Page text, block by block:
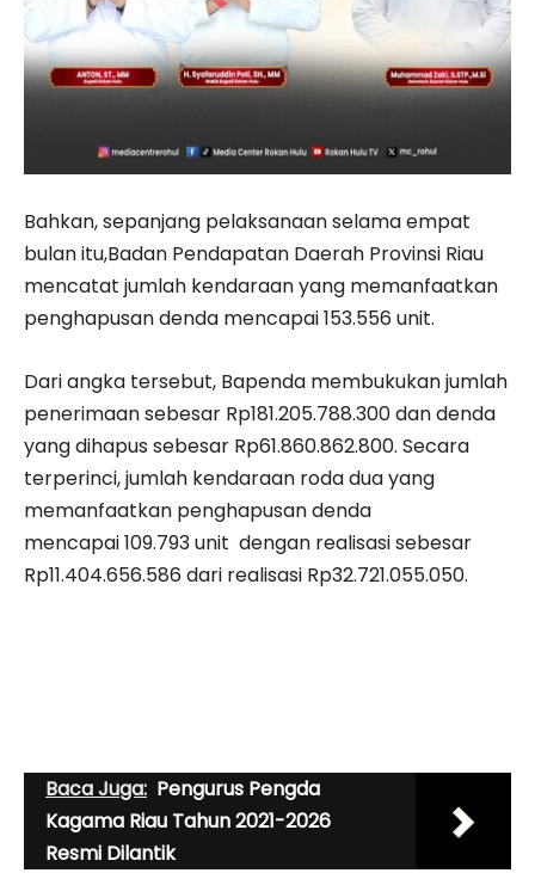
Bahkan, sepanjang pelaksanaan selama empat
bulan itu,Badan Pendapatan Daerah Provinsi Riau
mencatat jumlah kendaraan yang memanfaatkan
penghapusan denda mencapai 153.556 unit.
Dari angka tersebut, Bapenda membukukan jumlah
penerimaan sebesar Rp181.205.788.300 dan denda
yang dihapus sebesar Rp61.860.862.800. Secara
terperinci, jumlah kendaraan roda dua yang
memanfaatkan penghapusan denda
mencapai 109.793 unit dengan realisasi sebesar
Rp11.404.656.586 dari realisasi Rp32.721.055.050.
Baca Juga: Pengurus Pengda
Kagama Riau Tahun 2021-2026
Resmi Dilantik